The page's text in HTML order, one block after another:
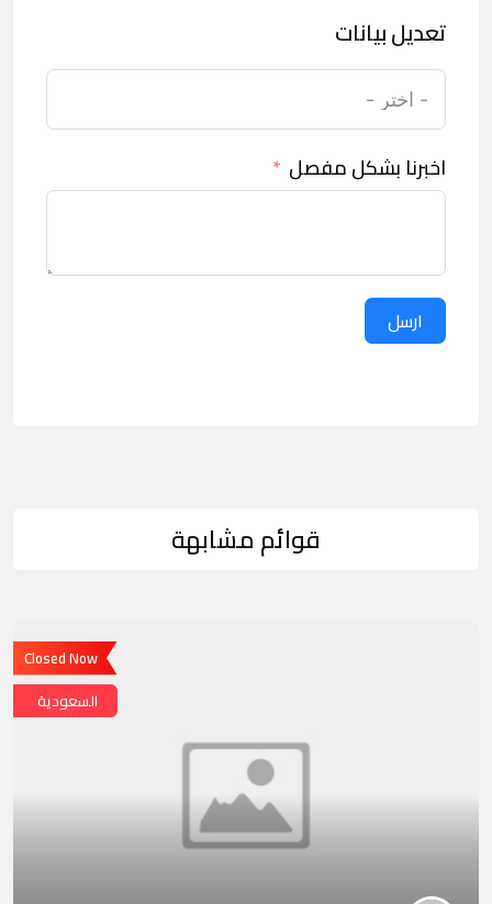
تعديل بيانات
اخبرنا بشكل مفصل
ارسل
قوائم مشابهة
Closed Now
السعودية